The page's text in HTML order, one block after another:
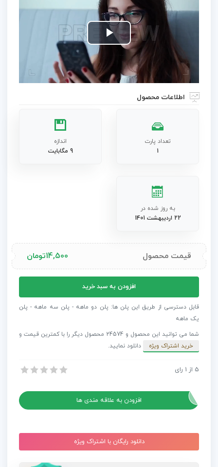
Play
Video
اطلاعات محصول
تعداد پارت
1
اندازه
9 مگابایت
به روز شده در
22 اردیبهشت 1401
قیمت محصول 14,500تومان
پریمیر
مجموعه
شبکه
Social
Notifications
عدد
افزودن به سبد خرید
قابل دسترسی از طریق این پلن ها: پلن دو ماهه - پلن سه ماهه - پلن
یک ماهه
شما می توانید این محصول و 24574 محصول دیگر را با کمترین قیمت و
خرید اشتراک ویژه
دانلود نمایید.
پروژه آماده پریمیر مجموعه نوتیفیکیشن 10 شبکه اجتماعی Social Media Notifications
5 از 1 رای
افزودن به علاقه مندی ها
دانلود رایگان با اشتراک ویژه